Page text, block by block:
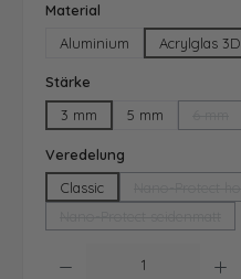
Material
Aluminium
Acrylglas 3D
Stärke
3 mm
5 mm
Veredelung
Classic